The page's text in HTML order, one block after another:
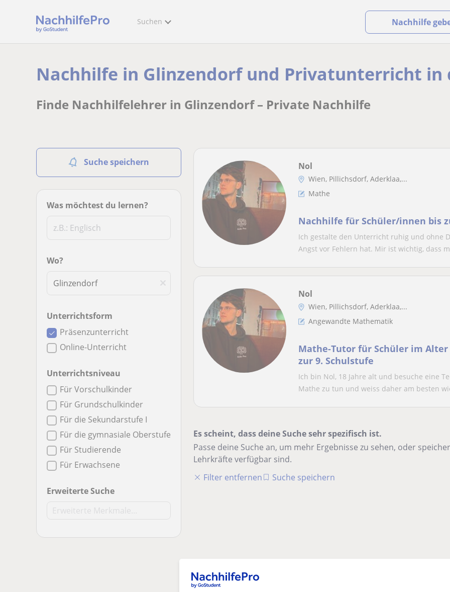
Suchen Nachhilfe
Nachhilfe in Glinzendorf und Privatunterricht in
Finde Nachhilfelehrer in Glinzendorf – Private Nachhilfe
Suche speichern
Was möchtest du lernen?
Wo?
Unterrichtsform
Präsenzunterricht
Online-Unterricht
Unterrichtsniveau
Für Vorschulkinder
Für Grundschulkinder
Für die Sekundarstufe I
Für die gymnasiale Oberstufe
Für Studierende
Für Erwachsene
Erweiterte Suche
Nol
Wien, Pillichsdorf, Aderklaa,...
Mathe
Nachhilfe für Schüler/innen bis
Ich gestalte den Unterricht ruhig und ohne
Angst vor Fehlern hat. Mir ist wichtig, dass
Nol
Wien, Pillichsdorf, Aderklaa,...
Angewandte Mathematik
Mathe-Tutor für Schüler im Alter
zur 9. Schulstufe
Ich bin Nol, 18 Jahre alt und besuche eine
Mathe zu tun und weiss daher am besten
Es scheint, dass deine Suche sehr spezifisch ist.
Passe deine Suche an, um mehr Ergebnisse zu sehen, oder
Lehrkräfte verfügbar sind.
Filter entfernen
Suche speichern